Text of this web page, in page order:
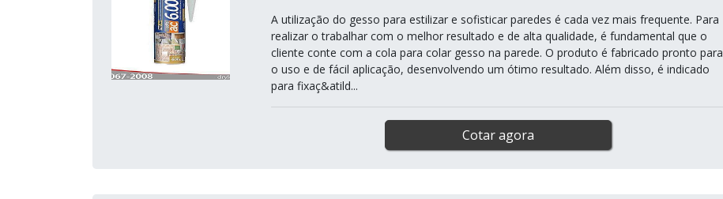
A utilização do gesso para estilizar e sofisticar paredes é cada vez mais frequente. Para
realizar o trabalhar com o melhor resultado e de alta qualidade, é fundamental que o
cliente conte com a cola para colar gesso na parede. O produto é fabricado pronto para
o uso e de fácil aplicação, desenvolvendo um ótimo resultado. Além disso, é indicado
para fixaç&atild...
Cotar agora